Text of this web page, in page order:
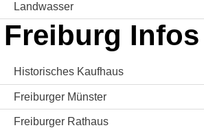
Landwasser
Freiburg Infos
Historisches Kaufhaus
Freiburger Münster
Freiburger Rathaus